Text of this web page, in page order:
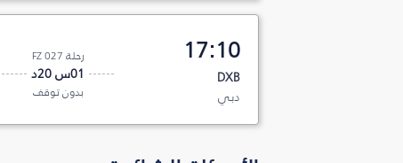
17:10
DXB
دبي
رحلة FZ 027
01س 20د
بدون توقف